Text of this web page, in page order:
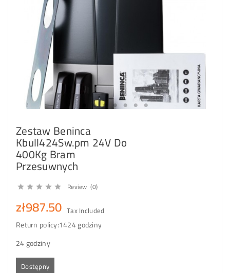
Zestaw Beninca
Kbull424Sw.pm 24V Do
400Kg Bram
Przesuwnych
     Review (0)
zł987.50 Tax Included
Return policy:1424 godziny
24 godziny
Dostępny